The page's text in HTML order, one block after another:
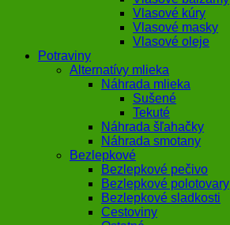
Vlasové kúry
Vlasové masky
Vlasové oleje
Potraviny
Alternatívy mlieka
Náhrada mlieka
Sušené
Tekuté
Náhrada šľahačky
Náhrada smotany
Bezlepkové
Bezlepkové pečivo
Bezlepkové polotovary
Bezlepkové sladkosti
Cestoviny